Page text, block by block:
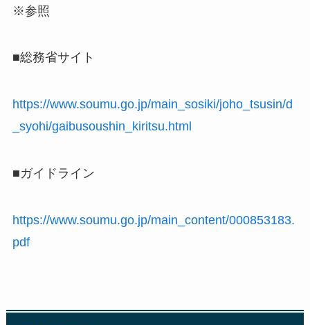
※参照
■総務省サイト
https://www.soumu.go.jp/main_sosiki/joho_tsusin/d
_syohi/gaibusoushin_kiritsu.html
■ガイドライン
https://www.soumu.go.jp/main_content/000853183.
pdf